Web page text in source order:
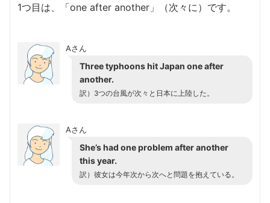
1つ目は、「one after another」（次々に）です。
Aさん
Three typhoons hit Japan one after
another.
訳）3つの台風が次々と日本に上陸した。
Aさん
She’s had one problem after another
this year.
訳）彼女は今年次から次へと問題を抱えている。